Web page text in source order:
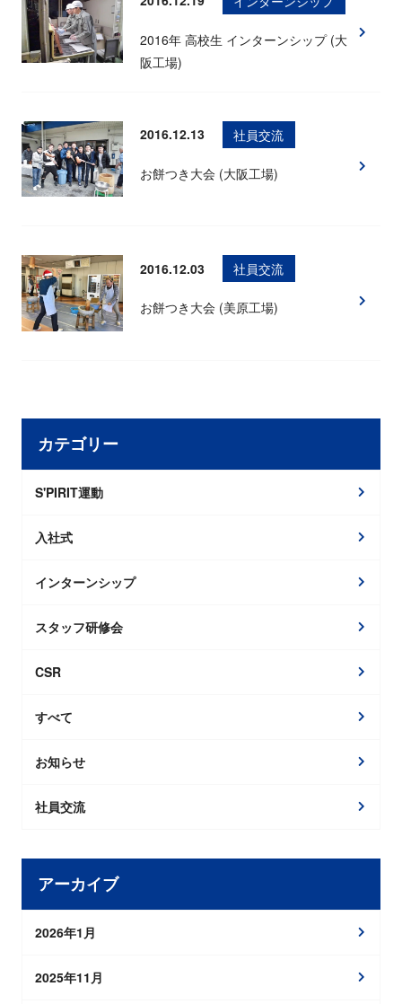
2016年 高校生 インターンシップ (大
阪工場)
2016.12.13 社員交流
お餅つき大会 (大阪工場)
2016.12.03 社員交流
お餅つき大会 (美原工場)
カテゴリー
S'PIRIT運動
入社式
インターンシップ
スタッフ研修会
CSR
すべて
お知らせ
社員交流
アーカイブ
2026年1月
2025年11月